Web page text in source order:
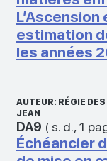
estimation
les années
AUTEUR: RÉGIE
JEAN
DA9 ( s. d., 1
Échéancier